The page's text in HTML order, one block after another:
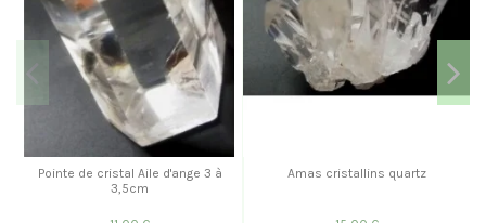
Pointe de cristal Aile d'ange 3 à
3,5cm
Amas cristallins quartz